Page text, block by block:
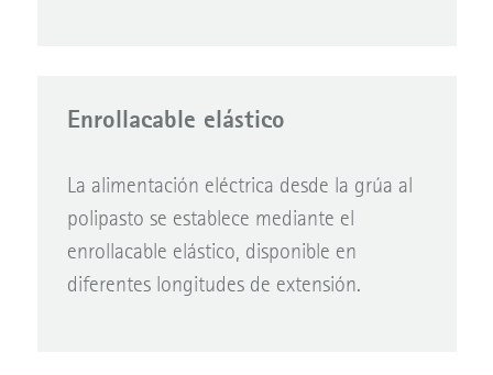
Enrollacable elástico
La alimentación eléctrica desde la grúa al
polipasto se establece mediante el
enrollacable elástico, disponible en
diferentes longitudes de extensión.